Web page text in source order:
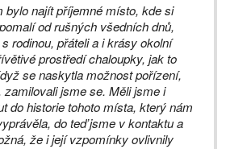
bylo najít příjemné místo, kde si
od rušných všedních dnů,
rodinou, přáteli a i krásy okolní
prostředí chaloupky, jak to
se naskytla možnost pořízení,
zamilovali jsme se. Měli jsme i
do historie tohoto místa, který nám
do teď jsme v kontaktu a
že i její vzpomínky ovlivnily